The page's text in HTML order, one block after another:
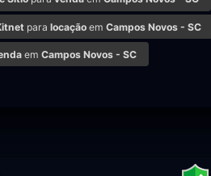
para locaçãoem Campos Novos - SC
emCampos Novos - SC